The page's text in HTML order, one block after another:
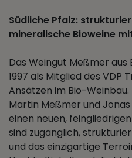
Südliche Pfalz:
mineralische Bioweine
Das Weingut Meßmer
1997 als Mitglied des VDP
Ansätzen im Bio-
Martin Meßmer und
einen neuen,
sind zugänglich,
und das einzigartige